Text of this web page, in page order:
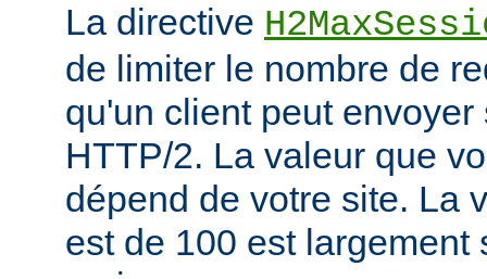
La directive
de limiter le nombre de
qu'un client peut
HTTP/2. La valeur que
dépend de votre site. La
est de 100 est largement